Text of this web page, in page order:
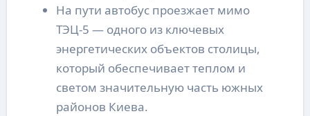
На пути автобус проезжает мимо
ТЭЦ-5 — одного из ключевых
энергетических объектов столицы,
который обеспечивает теплом и
светом значительную часть южных
районов Киева.